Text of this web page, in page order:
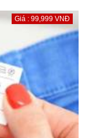
Giá : 99,999 VNĐ